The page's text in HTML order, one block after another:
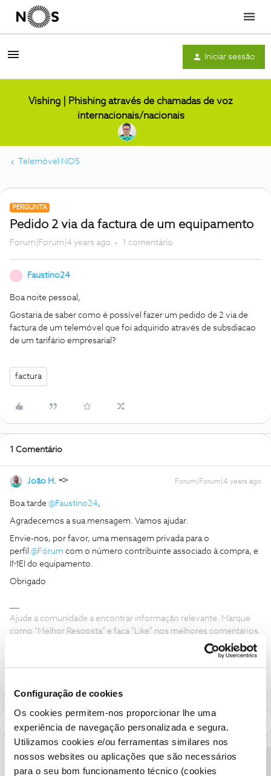
Configuração de cookies
Os cookies permitem-nos proporcionar lhe uma
experiência de navegação personalizada e segura.
Utilizamos cookies e/ou ferramentas similares nos
nossos websites ou aplicações que são necessários
para o seu bom funcionamento técnico (cookies
Menu
Iniciar sessão
Vishing | Phishing através de chamadas de voz
internacionais/nacionais
Telemóvel NOS
PERGUNTA
Pedido 2 via da factura de um equipamento
Forum|Forum|4 years ago 1 comentário
Faustino24
Boa noite pessoal,
Gostaria de saber como é possível fazer um pedido de 2 via de
factura de um telemóvel que foi adquirido através de subsdiacao
de um tarifário empresarial?
factura
1 Comentário
João H. Forum|Forum|4 years ago
Boa tarde @Faustino24,
Agradecemos a sua mensagem. Vamos ajudar.
Envie-nos, por favor, uma mensagem privada para o
perfil @Fórum com o número contribuinte associado à compra, e
IMEI do equipamento.
Obrigado
Ajude a comunidade a encontrar informação relevante. Marque
como "Melhor Resposta" e faça "Like" nos melhores comentários.
Siga os perfis da moderação, através da opção "Seguir", para estar